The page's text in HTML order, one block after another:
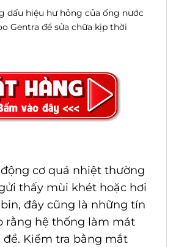
dấu hiệu hư hỏng của ống nước
Gentra để sửa chữa kịp thời
cơ quá nhiệt thường
thấy mùi khét hoặc hơi
đây cũng là những tín
rằng hệ thống làm mát
Kiểm tra bằng mắt